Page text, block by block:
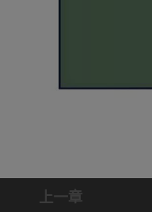
上一章